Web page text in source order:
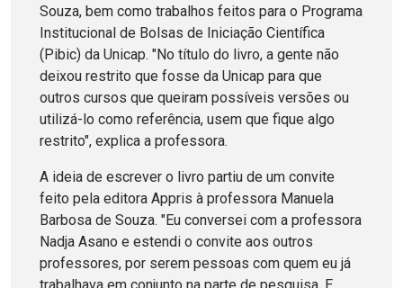
Souza, bem como trabalhos feitos para o Programa
Institucional de Bolsas de Iniciação Científica
(Pibic) da Unicap. "No título do livro, a gente não
deixou restrito que fosse da Unicap para que
outros cursos que queiram possíveis versões ou
utilizá-lo como referência, usem que fique algo
restrito", explica a professora.
A ideia de escrever o livro partiu de um convite
feito pela editora Appris à professora Manuela
Barbosa de Souza. "Eu conversei com a professora
Nadja Asano e estendi o convite aos outros
professores, por serem pessoas com quem eu já